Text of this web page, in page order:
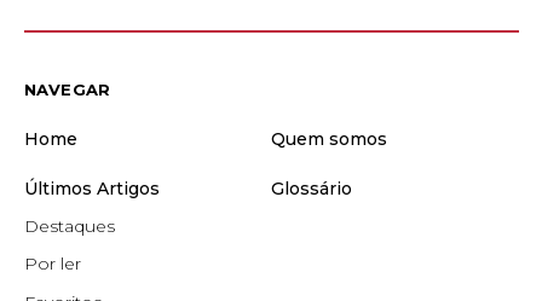
NAVEGAR
Home Quem somos
Últimos Artigos
Destaques
Por ler
Glossário